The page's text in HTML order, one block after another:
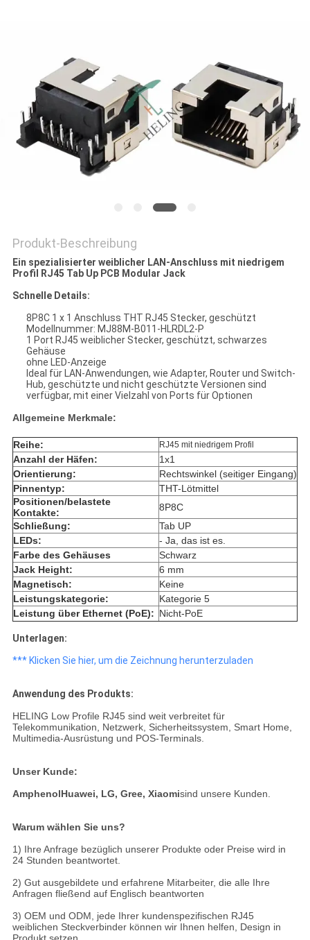
POLICY
Produkt-Beschreibung
Ein spezialisierter weiblicher LAN-Anschluss mit niedrigem
Profil RJ45 Tab Up PCB Modular Jack
Schnelle Details:
8P8C 1 x 1 Anschluss THT RJ45 Stecker, geschützt
Modellnummer: MJ88M-B011-HLRDL2-P
1 Port RJ45 weiblicher Stecker, geschützt, schwarzes
Gehäuse
ohne LED-Anzeige
Ideal für LAN-Anwendungen, wie Adapter, Router und Switch-
Hub, geschützte und nicht geschützte Versionen sind
verfügbar, mit einer Vielzahl von Ports für Optionen
Allgemeine Merkmale:
Reihe: RJ45 mit niedrigem Profil
Anzahl der Häfen:
1x1
Orientierung:
Rechtswinkel (seitiger Eingang)
Pinnentyp:
THT-Lötmittel
Positionen/belastete
Kontakte:
8P8C
Schließung:
Tab UP
LEDs:
- Ja, das ist es.
Farbe des Gehäuses
Schwarz
Jack Height:
6 mm
Magnetisch:
Keine
Leistungskategorie:
Kategorie 5
Leistung über Ethernet (PoE): Nicht-PoE
Unterlagen:
*** Klicken Sie hier, um die Zeichnung herunterzuladen
Anwendung des Produkts:
HELING Low Profile RJ45 sind weit verbreitet für
Telekommunikation, Netzwerk, Sicherheitssystem, Smart Home,
Multimedia-Ausrüstung und POS-Terminals.
Unser Kunde:
AmphenolHuawei, LG, Gree, Xiaomisind unsere Kunden.
Warum wählen Sie uns?
1) Ihre Anfrage bezüglich unserer Produkte oder Preise wird in
24 Stunden beantwortet.
2) Gut ausgebildete und erfahrene Mitarbeiter, die alle Ihre
Anfragen fließend auf Englisch beantworten
3) OEM und ODM, jede Ihrer kundenspezifischen RJ45
weiblichen Steckverbinder können wir Ihnen helfen, Design in